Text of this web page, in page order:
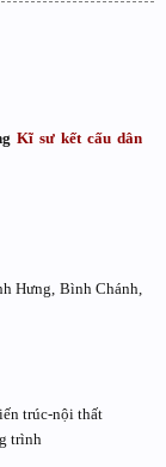
Kĩ sư kết cấu dân
Hưng, Bình Chánh,
trúc-nội thất
trình